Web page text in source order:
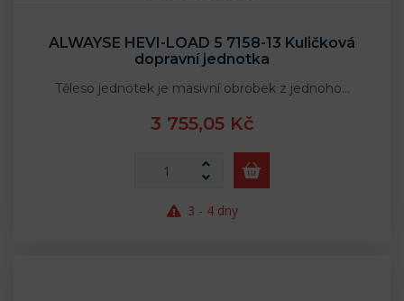
ALWAYSE HEVI-LOAD 5 7158-13 Kuličková
dopravní jednotka
Těleso jednotek je masivní obrobek z jednoho…
3 755,05 Kč
3 - 4 dny